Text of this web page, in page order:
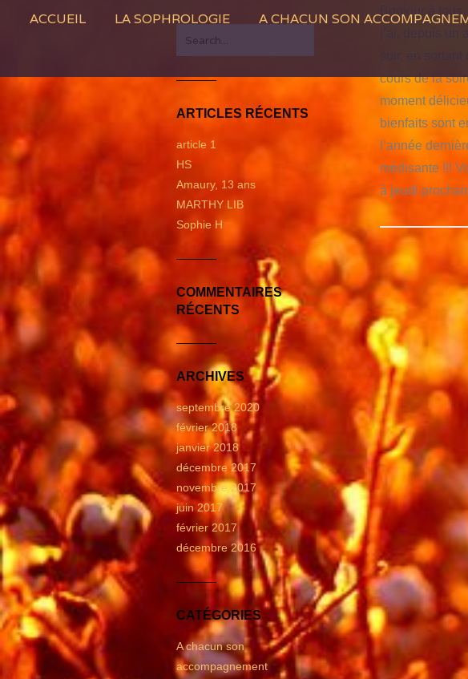
ACCUEIL LA SOPHROLOGIE A CHACUN SON
Bonjour à
soir, en
cours de la
moment
bienfaits sont
l’année
médisante !!!
à jeudi
e
c
ARTICLES RÉCENTS
article 1
HS
Amaury, 13 ans
MARTHY LIB
Sophie H
COMMENTAIRES
RÉCENTS
ARCHIVES
septembre 2020
février 2018
janvier 2018
décembre 2017
novembre 2017
juin 2017
février 2017
décembre 2016
CATÉGORIES
A chacun son
accompagnement